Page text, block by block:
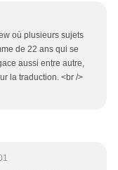
où plusieurs sujets
de 22 ans qui se
aussi entre autre,
la traduction. <br />